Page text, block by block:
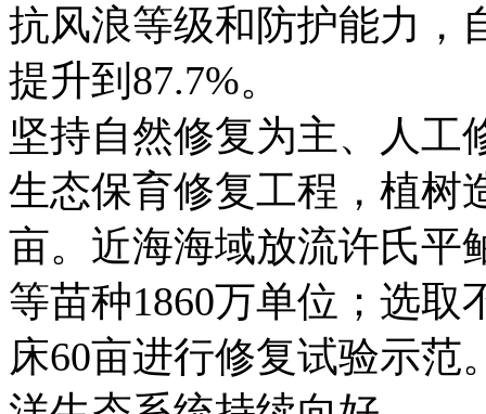
抗风浪等级和防护能力，
提升到87.7%。
坚持自然修复为主、人工
生态保育修复工程，植树
亩。近海海域放流许氏平
等苗种1860万单位；选取
床60亩进行修复试验示